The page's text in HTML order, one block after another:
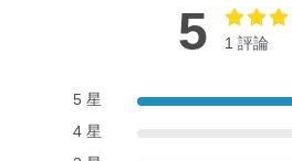
5 1 評論
5 星
4 星